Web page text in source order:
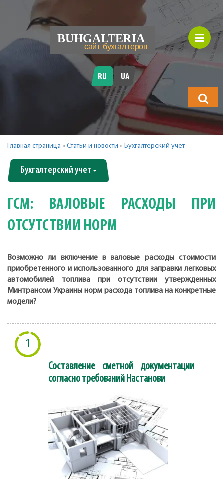
будете
искать?
RU UA
Главная страница » Статьи и новости » Бухгалтерский учет
Бухгалтерский учет
ГСМ: ВАЛОВЫЕ РАСХОДЫ ПРИ
ОТСУТСТВИИ НОРМ
Возможно ли включение в валовые расходы стоимости
приобретенного и использованного для заправки легковых
автомобилей топлива при отсутствии утвержденных
Минтрансом Украины норм расхода топлива на конкретные
модели?
1
Составление сметной документации
согласно требований Настанови